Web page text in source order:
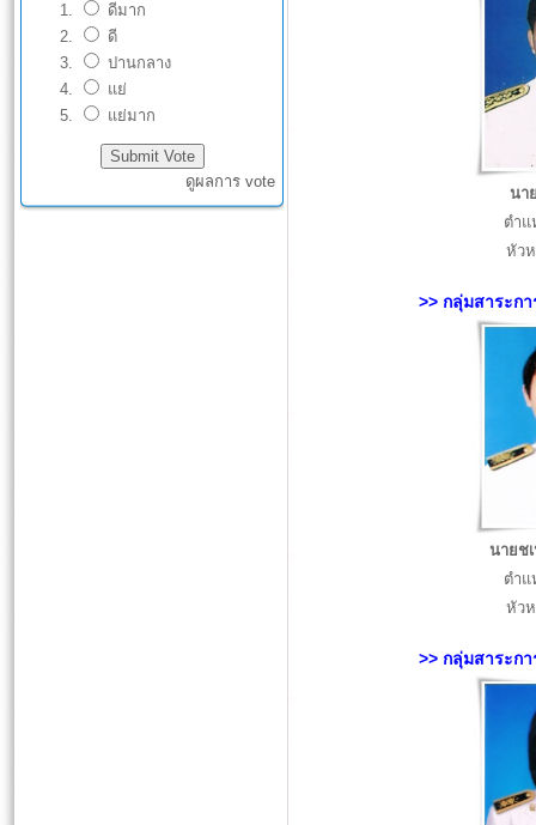
ดีมาก
ดี
ปานกลาง
แย่
แย่มาก
ดูผลการ vote
นา
ตำ
หัว
>> กลุ่มสาระก
นายช
ตำ
หัว
>> กลุ่มสาระก